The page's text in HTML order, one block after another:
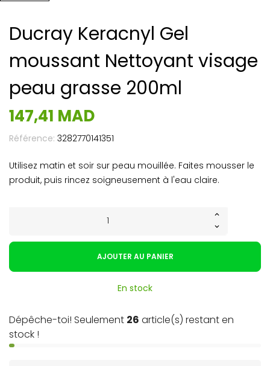
Ducray Keracnyl Gel
moussant Nettoyant visage
peau grasse 200ml
147,41 MAD
Référence: 3282770141351
Utilisez matin et soir sur peau mouillée. Faites mousser le
produit, puis rincez soigneusement à l'eau claire.
AJOUTER AU PANIER
En stock
Dépêche-toi! Seulement 26 article(s) restant en
stock !